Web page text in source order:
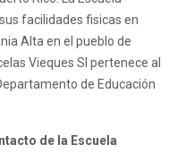
facilidades fisicas en
Alta en el pueblo de
Vieques SI pertenece al
de Educación
de la Escuela